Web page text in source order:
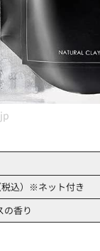
込）※ネット付き
の香り